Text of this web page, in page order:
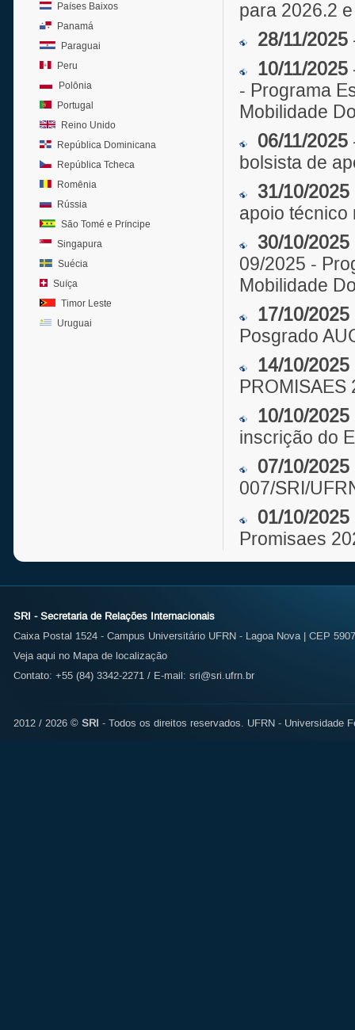
Países Baixos
Panamá
Paraguai
Peru
Polônia
Portugal
Reino Unido
República Dominicana
República Tcheca
Romênia
Rússia
São Tomé e Príncipe
Singapura
Suécia
Suíça
Timor Leste
Uruguai
para 2026.2
28/11/2025
10/11/2025
- Programa
Mobilidade
06/11/2025
bolsista de
31/10/2025
apoio técnico
30/10/2025
09/2025 -
Mobilidade
17/10/2025
Posgrado
14/10/2025
PROMISAES
10/10/2025
inscrição do
07/10/2025
007/SRI/
01/10/2025
Promisaes
SRI - Secretaria de Relações Internacionais
Caixa Postal 1524 - Campus Universitário UFRN - Lagoa Nova | CEP
Veja aqui no Mapa de localização
Contato: +55 (84) 3342-2271 / E-mail: sri@sri.ufrn.br
2012 / 2026 © SRI - Todos os direitos reservados. UFRN - Universidade